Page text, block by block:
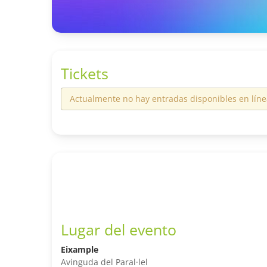
Tickets
Actualmente no hay entradas disponibles en
Lugar del evento
Eixample
Avinguda del Paral·lel